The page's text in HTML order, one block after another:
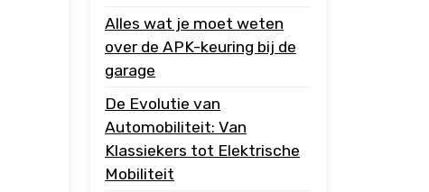
Alles wat je moet weten
over de APK-keuring bij de
garage
De Evolutie van
Automobiliteit: Van
Klassiekers tot Elektrische
Mobiliteit